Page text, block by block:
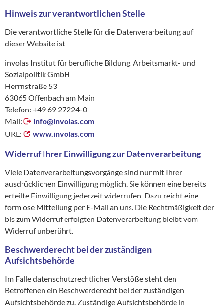
Hinweis zur verantwortlichen Stelle
Die verantwortliche Stelle für die Datenverarbeitung auf
dieser Website ist:
involas Institut für berufliche Bildung, Arbeitsmarkt- und
Sozialpolitik GmbH
Herrnstraße 53
63065 Offenbach am Main
Telefon: +49 69 27224-0
Mail:
info@involas.com
URL:
www.involas.com
Widerruf Ihrer Einwilligung zur Datenverarbeitung
Viele Datenverarbeitungsvorgänge sind nur mit Ihrer
ausdrücklichen Einwilligung möglich. Sie können eine bereits
erteilte Einwilligung jederzeit widerrufen. Dazu reicht eine
formlose Mitteilung per E-Mail an uns. Die Rechtmäßigkeit der
bis zum Widerruf erfolgten Datenverarbeitung bleibt vom
Widerruf unberührt.
Beschwerderecht bei der zuständigen
Aufsichtsbehörde
Im Falle datenschutzrechtlicher Verstöße steht den
Betroffenen ein Beschwerderecht bei der zuständigen
Aufsichtsbehörde zu. Zuständige Aufsichtsbehörde in